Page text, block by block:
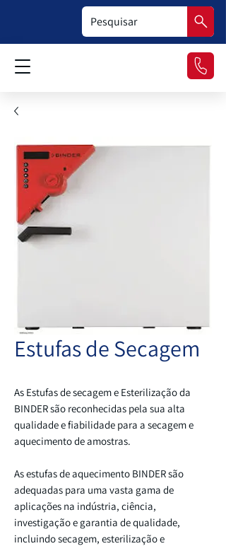
Estufas de Secagem
As Estufas de secagem e Esterilização da
BINDER são reconhecidas pela sua alta
qualidade e fiabilidade para a secagem e
aquecimento de amostras.
As estufas de aquecimento BINDER são
adequadas para uma vasta gama de
aplicações na indústria, ciência,
investigação e garantia de qualidade,
incluindo secagem, esterilização e